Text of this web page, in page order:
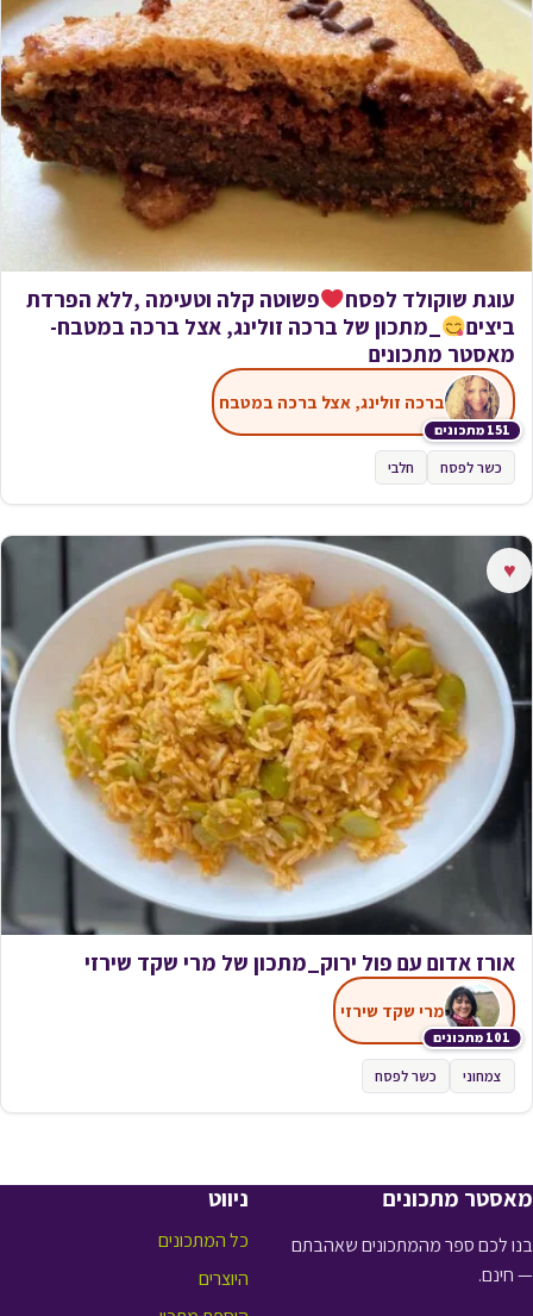
עוגת שוקולד לפסח
פשוטה קלה וטעימה ,ללא הפרדת
ביצים
_מתכון של ברכה זולינג, אצל ברכה במטבח-
מאסטר מתכונים
151 מתכונים
ברכה זולינג, אצל ברכה במטבח
כשר לפסח חלבי
♥
אורז אדום עם פול ירוק_מתכון של מרי שקד שירזי
101 מתכונים
מרי שקד שירזי
צמחוני כשר לפסח
מאסטר מתכונים
בנו לכם ספר מהמתכונים שאהבתם
— חינם.
ניווט
כל המתכונים
היוצרים